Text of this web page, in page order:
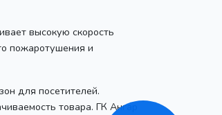
высокую скорость
пожаротушения и
для посетителей.
товара. ГК Ангар